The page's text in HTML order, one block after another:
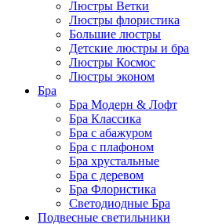
Люстры Ветки
Люстры флористика
Большие люстры
Детские люстры и бра
Люстры Космос
Люстры эконом
Бра
Бра Модерн & Лофт
Бра Классика
Бра с абажуром
Бра с плафоном
Бра хрустальные
Бра с деревом
Бра Флористика
Светодиодные Бра
Подвесные светильники